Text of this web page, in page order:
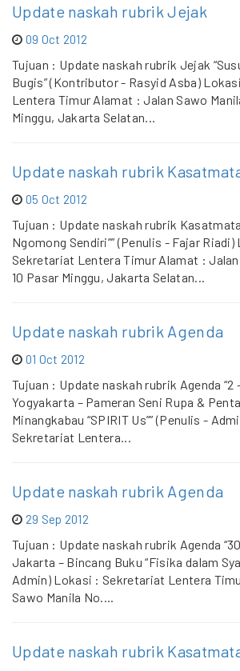
Update naskah rubrik Jejak
09 Oct 2012
Tujuan : Update naskah rubrik Jejak
Bugis” (Kontributor - Rasyid Asba)
Lentera Timur Alamat : Jalan Sawo
Minggu, Jakarta Selatan...
Update naskah rubrik
05 Oct 2012
Tujuan : Update naskah rubrik
Ngomong Sendiri”” (Penulis - Fajar
Sekretariat Lentera Timur Alamat :
10 Pasar Minggu, Jakarta Selatan...
Update naskah rubrik Agenda
01 Oct 2012
Tujuan : Update naskah rubrik Agenda “2
Yogyakarta – Pameran Seni Rupa &
Minangkabau “SPIRIT Us”” (Penulis -
Sekretariat Lentera...
Update naskah rubrik Agenda
29 Sep 2012
Tujuan : Update naskah rubrik Agenda
Jakarta – Bincang Buku “Fisika dalam
Admin) Lokasi : Sekretariat Lentera
Sawo Manila No....
Update naskah rubrik